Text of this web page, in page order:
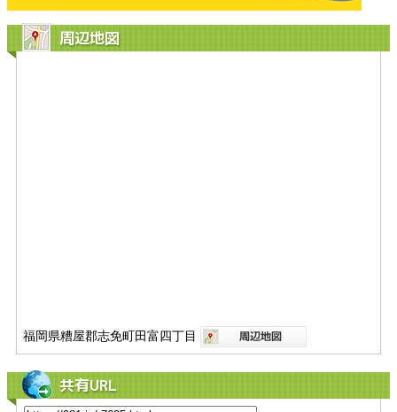
周辺地図
福岡県糟屋郡志免町田富四丁目
共有URL